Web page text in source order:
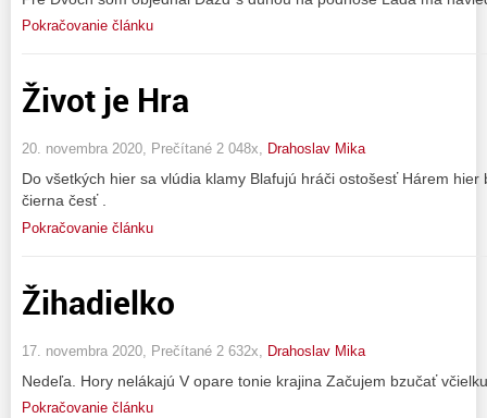
Pokračovanie článku
Život je Hra
20. novembra 2020, Prečítané 2 048x, Drahoslav Mika
Do všetkých hier sa vlúdia klamy Blafujú hráči ostošesť Hárem
čierna česť .
Pokračovanie článku
Žihadielko
17. novembra 2020, Prečítané 2 632x, Drahoslav Mika
Nedeľa. Hory nelákajú V opare tonie krajina Začujem bzučať
Pokračovanie článku